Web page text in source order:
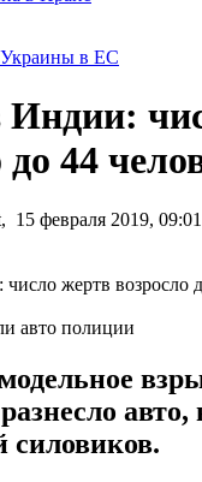
в ЕС
Индии:
до 44
15 февраля 2019, 09:01
авто полиции
силовиков.